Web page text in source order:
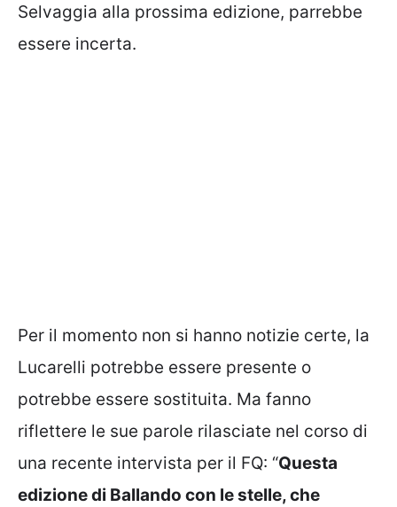
Selvaggia alla prossima edizione, parrebbe
essere incerta.
Per il momento non si hanno notizie certe, la
Lucarelli potrebbe essere presente o
potrebbe essere sostituita. Ma fanno
riflettere le sue parole rilasciate nel corso di
una recente intervista per il FQ: “Questa
edizione di Ballando con le stelle, che